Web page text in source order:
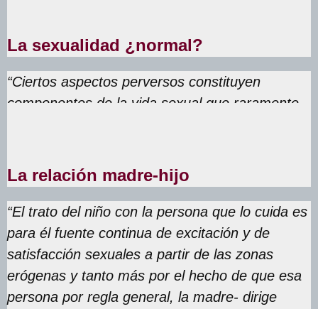
La sexualidad ¿normal?
“Ciertos aspectos perversos constituyen
componentes de la vida sexual que raramente
La relación madre-hijo
“El trato del niño con la persona que lo cuida es
para él fuente continua de excitación y de
satisfacción sexuales a partir de las zonas
erógenas y tanto más por el hecho de que esa
persona por regla general, la madre- dirige